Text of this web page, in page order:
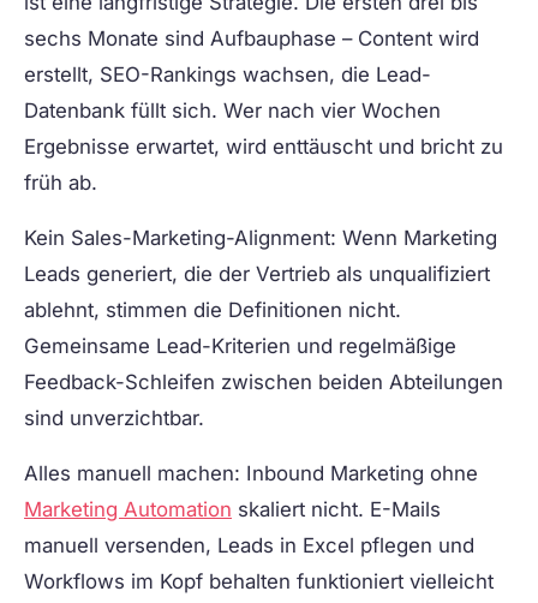
sechs Monate sind Aufbauphase – Content wird
erstellt, SEO-Rankings wachsen, die Lead-
Datenbank füllt sich. Wer nach vier Wochen
Ergebnisse erwartet, wird enttäuscht und bricht zu
früh ab.
Kein Sales-Marketing-Alignment: Wenn Marketing
Leads generiert, die der Vertrieb als unqualifiziert
ablehnt, stimmen die Definitionen nicht.
Gemeinsame Lead-Kriterien und regelmäßige
Feedback-Schleifen zwischen beiden Abteilungen
sind unverzichtbar.
Alles manuell machen: Inbound Marketing ohne
Marketing Automation skaliert nicht. E-Mails
manuell versenden, Leads in Excel pflegen und
Workflows im Kopf behalten funktioniert vielleicht